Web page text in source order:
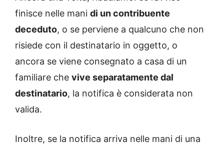
finisce nelle mani di un contribuente
deceduto, o se perviene a qualcuno che non
risiede con il destinatario in oggetto, o
ancora se viene consegnato a casa di un
familiare che vive separatamente dal
destinatario, la notifica è considerata non
valida.
Inoltre, se la notifica arriva nelle mani di una